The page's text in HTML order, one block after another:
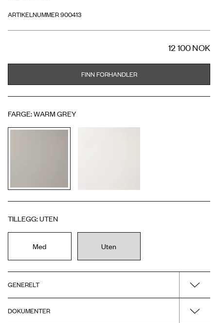
ARTIKELNUMMER 900413
12 100 NOK
FINN FORHANDLER
FARGE:WARM GREY
TILLEGG:UTEN
Med Uten
GENERELT
Warm Grey
DOKUMENTER